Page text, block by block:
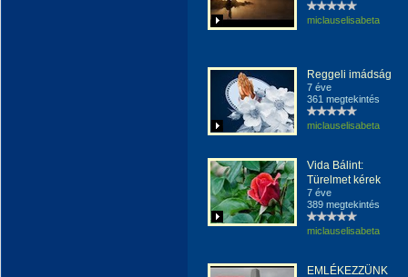
miclauselisabeta
Reggeli imádság
7 éve
361 megtekintés
miclauselisabeta
Vida Bálint:
Türelmet kérek
7 éve
389 megtekintés
miclauselisabeta
EMLÉKEZZÜNK